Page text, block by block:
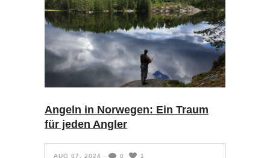
Angeln in Norwegen: Ein Traum
für jeden Angler
AUG 07, 2024 0 1